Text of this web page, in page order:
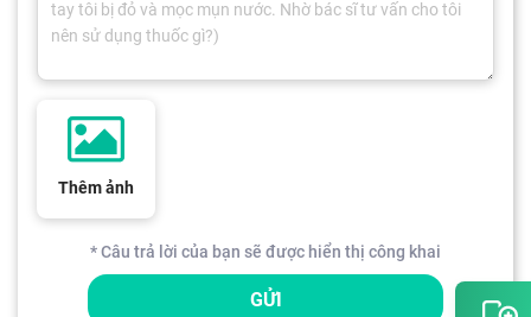
Thêm ảnh
* Câu trả lời của bạn sẽ được hiển thị công khai
GỬI